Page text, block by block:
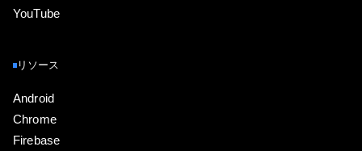
YouTube
リソース
Android
Chrome
Firebase